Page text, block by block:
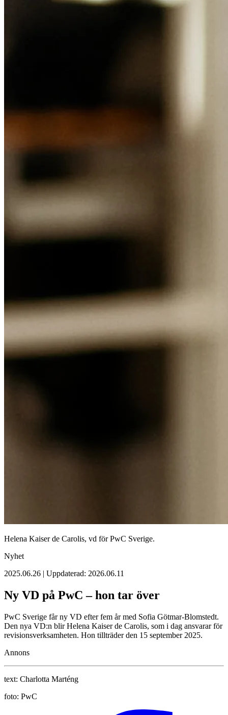
Helena Kaiser de Carolis, vd för PwC Sverige.
Nyhet
2025.06.26 | Uppdaterad: 2026.06.11
Ny VD på PwC – hon tar över
PwC Sverige får ny VD efter fem år med Sofia Götmar-Blomstedt.
Den nya VD:n blir Helena Kaiser de Carolis, som i dag ansvarar för
revisionsverksamheten. Hon tillträder den 15 september 2025.
Annons
text: Charlotta Marténg
foto: PwC